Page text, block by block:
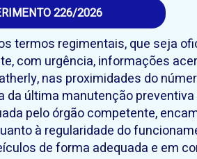
226/2026
termos regimentais, que seja
com urgência, informações
nas proximidades do
da última manutenção
pelo órgão competente,
à regularidade do
de forma adequada e em